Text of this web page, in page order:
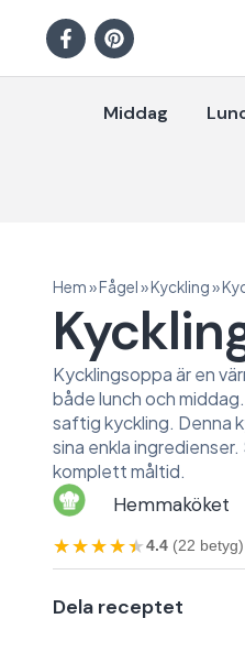
Middag
Hem»Fågel»Kyckling»
Kycklingsoppa är en
både lunch och
saftig kyckling. Denna
sina enkla
komplett måltid.
Hemmaköket
★★★★★
★★★★★4.4 (22 betyg)
Dela receptet